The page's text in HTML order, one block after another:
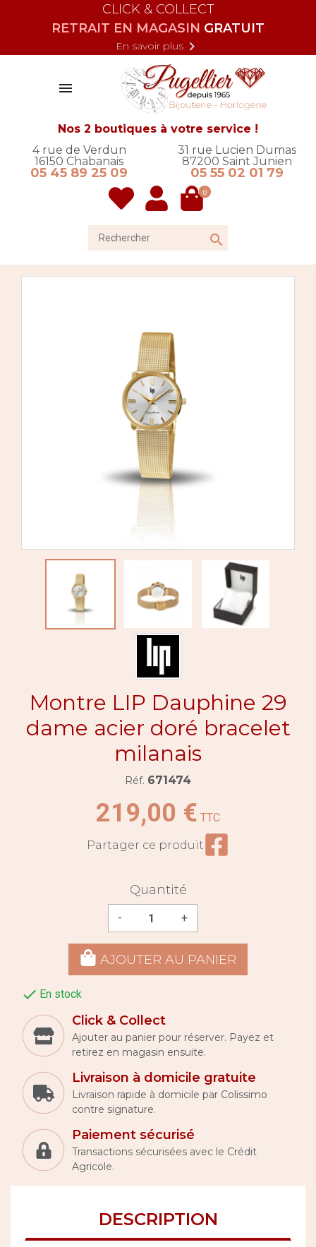
CLICK & COLLECT
RETRAIT EN MAGASIN GRATUIT
En savoir plus 

Nos 2 boutiques à votre service !
4 rue de Verdun
16150 Chabanais
05 45 89 25 09
31 rue Lucien Dumas
87200 Saint Junien
05 55 02 01 79
0

Rechercher
Montre LIP Dauphine 29
dame acier doré bracelet
milanais
Réf. 671474
219,00 € TTC
Partager ce produit
Quantité
- +
AJOUTER AU PANIER
 En stock
Click & Collect
Ajouter au panier pour réserver. Payez et
retirez en magasin ensuite.
Livraison à domicile gratuite
Livraison rapide à domicile par Colissimo
contre signature.
Paiement sécurisé
Transactions sécurisées avec le Crédit
Agricole.
DESCRIPTION